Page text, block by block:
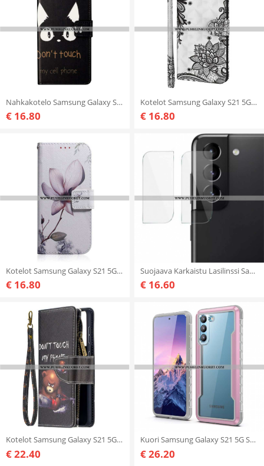
Nahkakotelo Samsung Galaxy S21 5G Älä Koske Kännykkääni
€ 16.80
Kotelot Samsung Galaxy S21 5G Tyylikäs Pitsi
€ 16.80
Kotelot Samsung Galaxy S21 5G Flower Dusty Pink
€ 16.80
Suojaava Karkaistu Lasilinssi Samsung Galaxy S21 5G Imak -Puhelimelle
€ 16.60
Kotelot Samsung Galaxy S21 5G Vetoketjullinen Taskukarhu
€ 22.40
Kuori Samsung Galaxy S21 5G Selkeät Hybridipuskurin Reunat
€ 26.20